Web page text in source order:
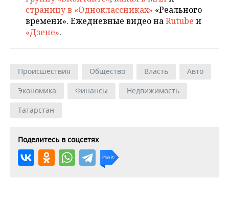
страницу в «Одноклассниках» «Реального
времени». Ежедневные видео наRutube и
«Дзене».
Происшествия Общество Власть
Авто
Экономика
Финансы
Недвижимость
Татарстан
Поделитесь в соцсетях